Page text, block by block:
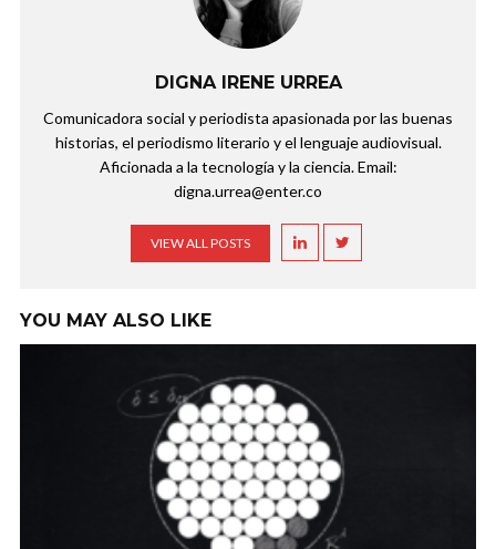
DIGNA IRENE URREA
Comunicadora social y periodista apasionada por las buenas
historias, el periodismo literario y el lenguaje audiovisual.
Aficionada a la tecnología y la ciencia. Email:
digna.urrea@enter.co
VIEW ALL POSTS
YOU MAY ALSO LIKE